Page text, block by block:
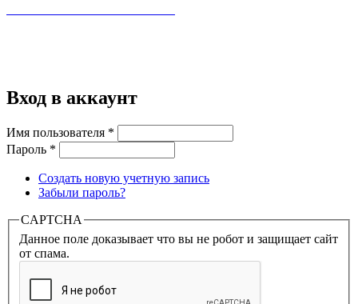
Вход в аккаунт
Имя пользователя *
Пароль *
Создать новую учетную запись
Забыли пароль?
CAPTCHA
Данное поле доказывает что вы не робот и защищает сайт
от спама.